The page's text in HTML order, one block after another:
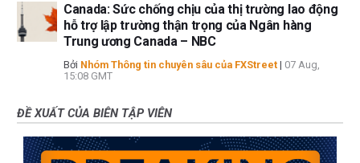
Canada: Sức chống chịu của thị trường lao động
hỗ trợ lập trường thận trọng của Ngân hàng
Trung ương Canada – NBC
Bởi Nhóm Thông tin chuyên sâu của FXStreet | 07 Aug,
15:08 GMT
ĐỀ XUẤT CỦA BIÊN TẬP VIÊN